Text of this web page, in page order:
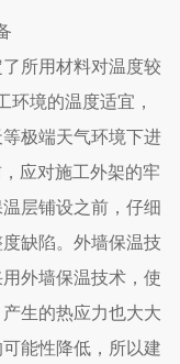
所用材料对温度较
环境的温度适宜，
极端天气环境下进
应对施工外架的牢
层铺设之前，仔细
缺陷。外墙保温技
外墙保温技术，使
生的热应力也大大
能性降低，所以建